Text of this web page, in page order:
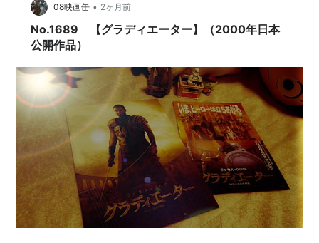
ー賞で5部門受賞。（斉藤洋美）
内容（「DVD NAVIGATOR」データベースより）
『ビューティフル・マインド』のラッセル・
クロウが主演し、『ブラックホーク・ダウ
ン』のリドリー・スコットが監督したスペク
タクル歴史劇。古代ローマ帝国を舞台に、陰
謀に陥れられた英雄騎士の死闘をSFXを駆使し
てダイナミックに描く。
内容（「Oricon GE」データベースより）
巨大ローマ帝国に敢然と闘いを挑んだ、一人
の剣闘士(グラディエーター)の姿を壮大なスケ
08映画缶 • 2ヶ月前
No.1689 【グラディエーター】（2000年日本
公開作品）